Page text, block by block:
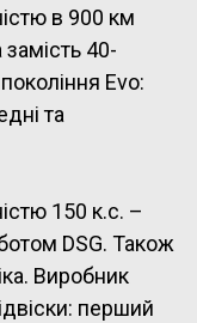
в 900 км
замість 40-
Evo:
та
150 к.с. –
DSG. Також
Виробник
перший